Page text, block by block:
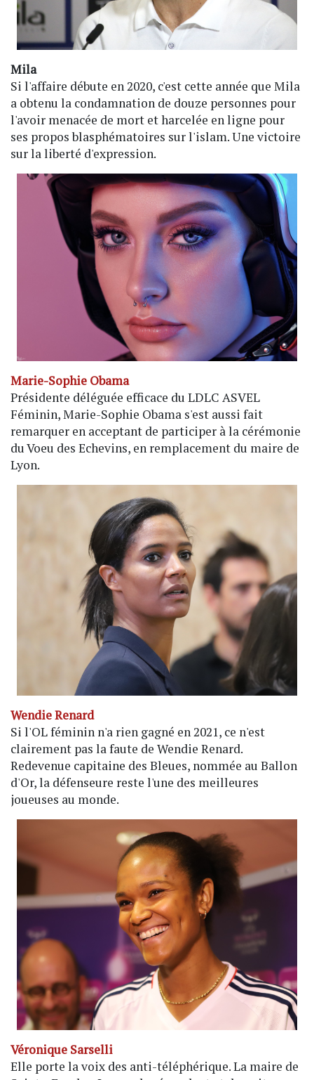
Mila
Si l'affaire débute en 2020, c'est cette année que Mila
a obtenu la condamnation de douze personnes pour
l'avoir menacée de mort et harcelée en ligne pour
ses propos blasphématoires sur l'islam. Une victoire
sur la liberté d'expression.
Marie-Sophie Obama
Présidente déléguée efficace du LDLC ASVEL
Féminin, Marie-Sophie Obama s'est aussi fait
remarquer en acceptant de participer à la cérémonie
du Voeu des Echevins, en remplacement du maire de
Lyon.
Wendie Renard
Si l'OL féminin n'a rien gagné en 2021, ce n'est
clairement pas la faute de Wendie Renard.
Redevenue capitaine des Bleues, nommée au Ballon
d'Or, la défenseure reste l'une des meilleures
joueuses au monde.
Véronique Sarselli
Elle porte la voix des anti-téléphérique. La maire de